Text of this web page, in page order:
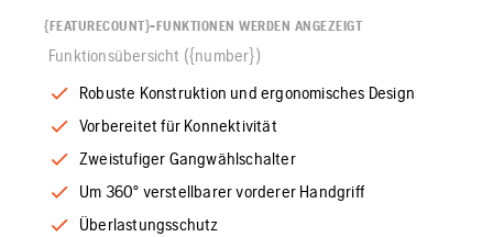
{FEATURECOUNT}-FUNKTIONEN WERDEN ANGEZEIGT
Funktionsübersicht ({number})
Robuste Konstruktion und ergonomisches Design
Vorbereitet für Konnektivität
Zweistufiger Gangwählschalter
Um 360° verstellbarer vorderer Handgriff
Überlastungsschutz